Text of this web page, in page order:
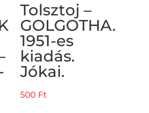
Tolsztoj –
GOLGOTHA.
1951-es
kiadás.
Jókai.
500 Ft